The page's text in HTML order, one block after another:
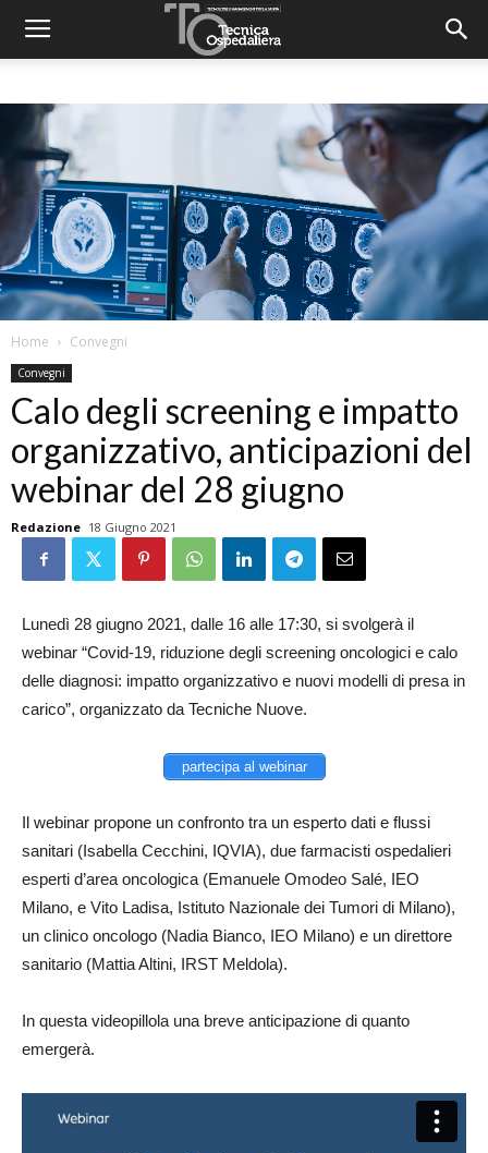
Home Convegni
Convegni
Calo degli screening e impatto
organizzativo, anticipazioni del
webinar del 28 giugno
Redazione 18 Giugno 2021
Lunedì 28 giugno 2021, dalle 16 alle 17:30, si svolgerà il
webinar “Covid-19, riduzione degli screening oncologici e calo
delle diagnosi: impatto organizzativo e nuovi modelli di presa in
carico”, organizzato da Tecniche Nuove.
partecipa al webinar
Il webinar propone un confronto tra un esperto dati e flussi
sanitari (Isabella Cecchini, IQVIA), due farmacisti ospedalieri
esperti d’area oncologica (Emanuele Omodeo Salé, IEO
Milano, e Vito Ladisa, Istituto Nazionale dei Tumori di Milano),
un clinico oncologo (Nadia Bianco, IEO Milano) e un direttore
sanitario (Mattia Altini, IRST Meldola).
In questa videopillola una breve anticipazione di quanto
emergerà.